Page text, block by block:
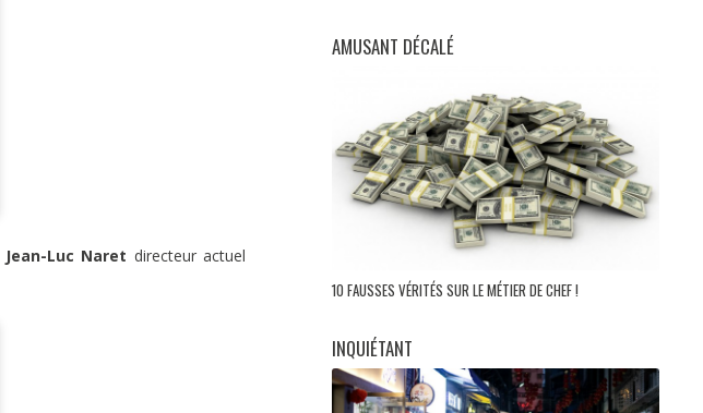
Jean-Luc Naret directeur actuel
AMUSANT DÉCALÉ
10 FAUSSES VÉRITÉS SUR LE MÉTIER DE CHEF !
INQUIÉTANT